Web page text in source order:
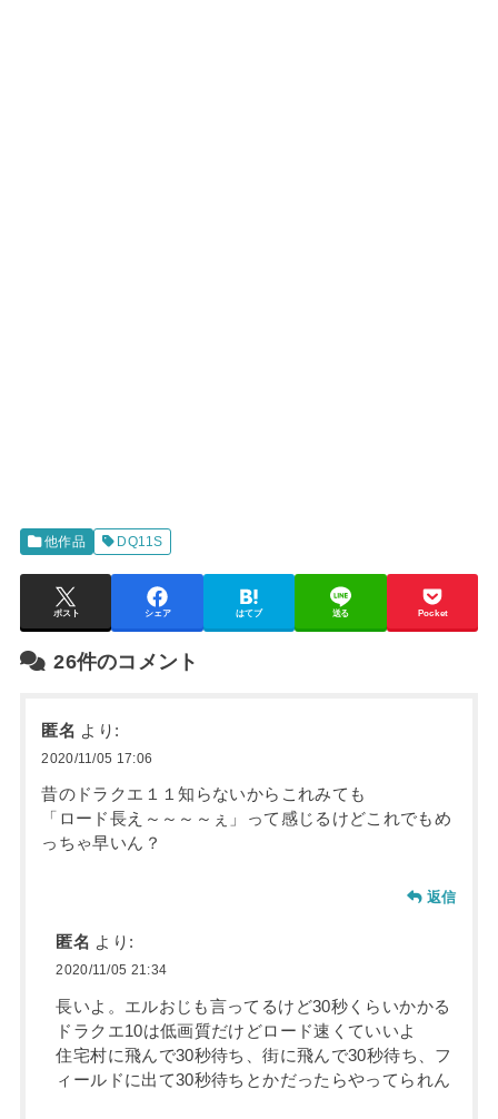
他作品 DQ11S
ポスト シェア はてブ 送る Pocket
26件のコメント
匿名 より:
2020/11/05 17:06
昔のドラクエ１１知らないからこれみても
「ロード長え～～～～ぇ」って感じるけどこれでもめ
っちゃ早いん？
返信
匿名 より:
2020/11/05 21:34
長いよ。エルおじも言ってるけど30秒くらいかかる
ドラクエ10は低画質だけどロード速くていいよ
住宅村に飛んで30秒待ち、街に飛んで30秒待ち、フ
ィールドに出て30秒待ちとかだったらやってられん